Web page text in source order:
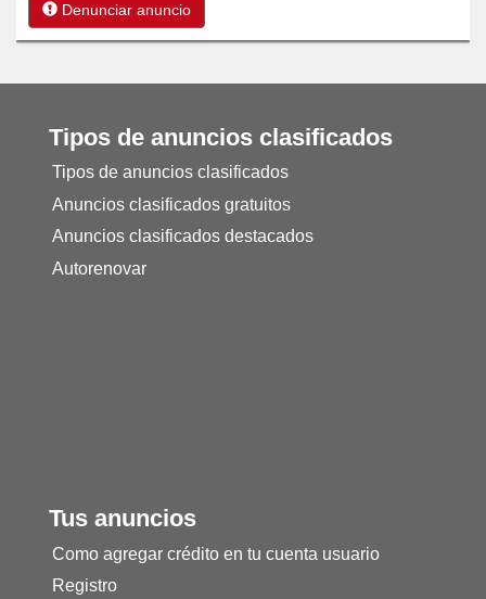
Denunciar anuncio
Tipos de anuncios clasificados
Tipos de anuncios clasificados
Anuncios clasificados gratuitos
Anuncios clasificados destacados
Autorenovar
Tus anuncios
Como agregar crédito en tu cuenta usuario
Registro